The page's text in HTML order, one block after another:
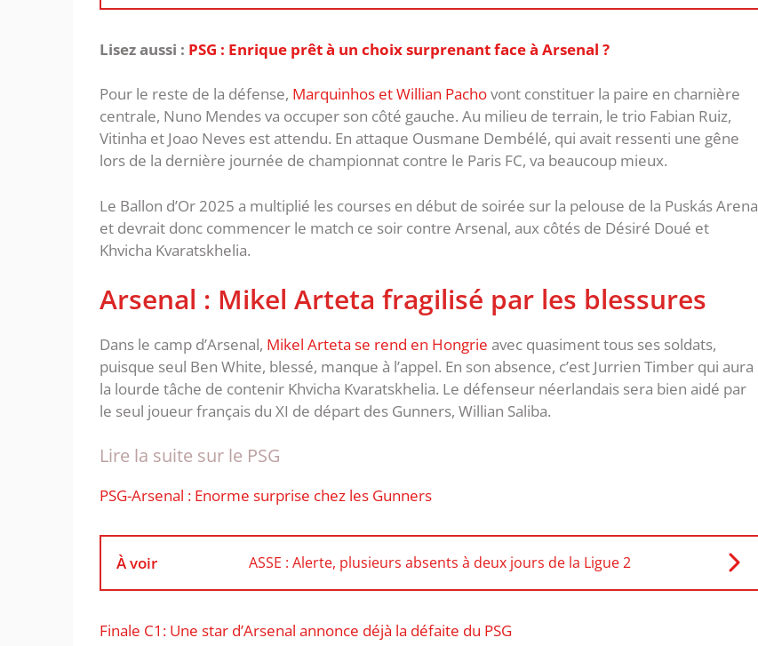
Lisez aussi : PSG : Enrique prêt à un choix surprenant face à Arsenal ?
Pour le reste de la défense, Marquinhos et Willian Pachovont constituer la paire en charnière
centrale, Nuno Mendes va occuper son côté gauche. Au milieu de terrain, le trio Fabian Ruiz,
Vitinha et Joao Neves est attendu. En attaque Ousmane Dembélé, qui avait ressenti une gêne
lors de la dernière journée de championnat contre le Paris FC, va beaucoup mieux.
Le Ballon d’Or 2025 a multiplié les courses en début de soirée sur la pelouse de la Puskás Arena
et devrait donc commencer le match ce soir contre Arsenal, aux côtés de Désiré Doué et
Khvicha Kvaratskhelia.
Arsenal : Mikel Arteta fragilisé par les blessures
Dans le camp d’Arsenal, Mikel Arteta se rend en Hongrie avec quasiment tous ses soldats,
puisque seul Ben White, blessé, manque à l’appel. En son absence, c’est Jurrien Timber qui aura
la lourde tâche de contenir Khvicha Kvaratskhelia. Le défenseur néerlandais sera bien aidé par
le seul joueur français du XI de départ des Gunners, Willian Saliba.
Lire la suite sur le PSG
PSG-Arsenal : Enorme surprise chez les Gunners
À voir ASSE : Alerte, plusieurs absents à deux jours de la Ligue 2
Finale C1: Une star d’Arsenal annonce déjà la défaite du PSG